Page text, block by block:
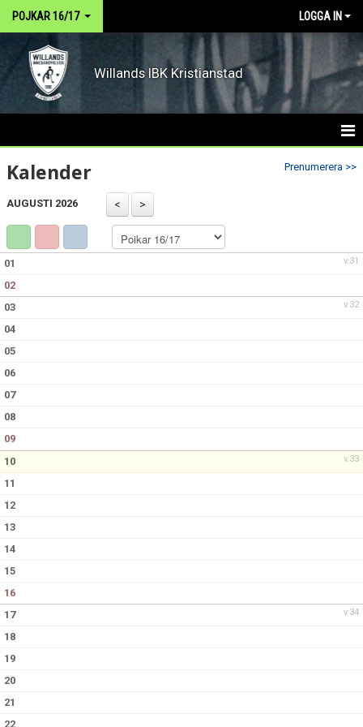
POJKAR 16/17 LOGGA IN
Willands IBK Kristianstad
HEM
NYHETER
KALENDER
TRUPPEN
Prenumerera >>
Kalender
AUGUSTI 2026
v.31
01
02
v.32
03
04
05
06
07
08
09
v.33
10
11
12
13
14
15
16
v.34
17
18
19
20
21
22